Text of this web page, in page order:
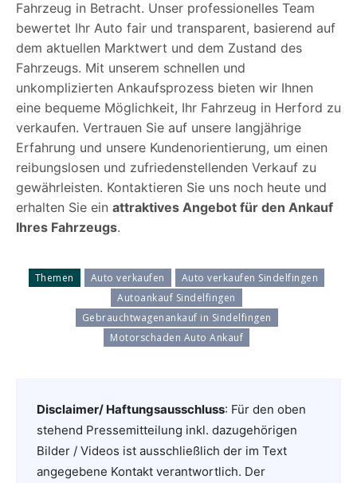
Fahrzeug in Betracht. Unser professionelles Team
bewertet Ihr Auto fair und transparent, basierend auf
dem aktuellen Marktwert und dem Zustand des
Fahrzeugs. Mit unserem schnellen und
unkomplizierten Ankaufsprozess bieten wir Ihnen
eine bequeme Möglichkeit, Ihr Fahrzeug in Herford zu
verkaufen. Vertrauen Sie auf unsere langjährige
Erfahrung und unsere Kundenorientierung, um einen
reibungslosen und zufriedenstellenden Verkauf zu
gewährleisten. Kontaktieren Sie uns noch heute und
erhalten Sie ein attraktives Angebot für den Ankauf
Ihres Fahrzeugs.
Themen Auto verkaufen
Auto verkaufen Sindelfingen
Autoankauf Sindelfingen
Gebrauchtwagenankauf in Sindelfingen
Motorschaden Auto Ankauf
Disclaimer/ Haftungsausschluss: Für den oben
stehend Pressemitteilung inkl. dazugehörigen
Bilder / Videos ist ausschließlich der im Text
angegebene Kontakt verantwortlich. Der